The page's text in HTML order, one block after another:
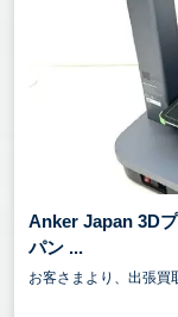
Anker Japan 3D
パン ...
お客さまより、出張買